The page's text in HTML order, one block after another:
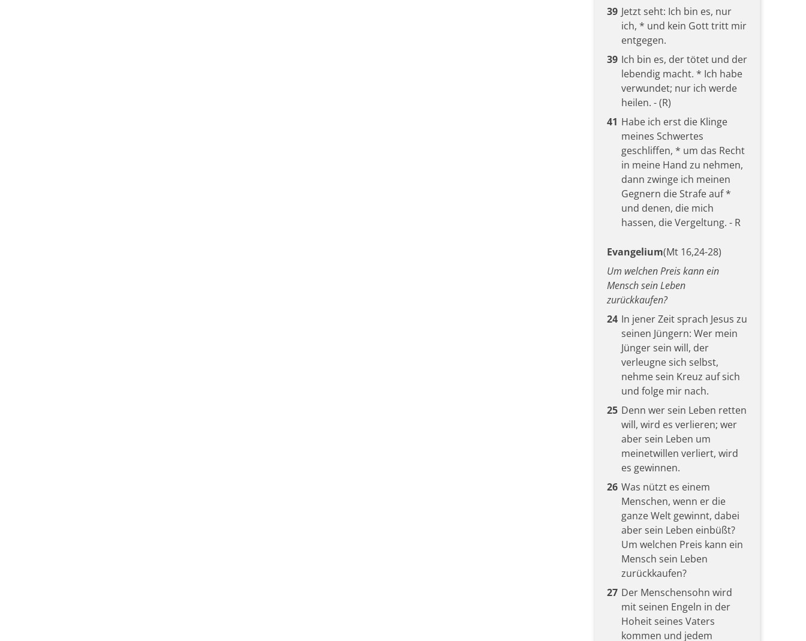
39 Jetzt seht: Ich bin es, nur
ich, * und kein Gott tritt mir
entgegen.
39 Ich bin es, der tötet und der
lebendig macht. * Ich habe
verwundet; nur ich werde
heilen. - (R)
41 Habe ich erst die Klinge
meines Schwertes
geschliffen, * um das Recht
in meine Hand zu nehmen,
dann zwinge ich meinen
Gegnern die Strafe auf *
und denen, die mich
hassen, die Vergeltung. - R
Evangelium(Mt 16,24-28)
Um welchen Preis kann ein
Mensch sein Leben
zurückkaufen?
24 In jener Zeit sprach Jesus zu
seinen Jüngern: Wer mein
Jünger sein will, der
verleugne sich selbst,
nehme sein Kreuz auf sich
und folge mir nach.
25 Denn wer sein Leben retten
will, wird es verlieren; wer
aber sein Leben um
meinetwillen verliert, wird
es gewinnen.
26 Was nützt es einem
Menschen, wenn er die
ganze Welt gewinnt, dabei
aber sein Leben einbüßt?
Um welchen Preis kann ein
Mensch sein Leben
zurückkaufen?
27 Der Menschensohn wird
mit seinen Engeln in der
Hoheit seines Vaters
kommen und jedem